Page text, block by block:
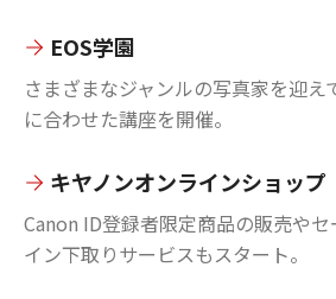
EOS学園
さまざまなジャンルの写真家を迎え
に合わせた講座を開催。
キヤノンオンラインショップ
Canon ID登録者限定商品の販売や
イン下取りサービスもスタート。